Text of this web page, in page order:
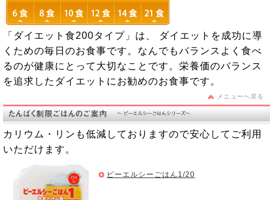
「ダイエット食200タイプ」は、 ダイエットを成功に導
くための毎日のお食事です。なんでもバランスよく食べ
るのが健康にとって大切なことです。栄養価のバランス
を追求したダイエットにお勧めのお食事です。
メニューへ戻る
カリウム・リンも低減しておりますので安心してご利用
いただけます。
ピーエルシーごはん1/20